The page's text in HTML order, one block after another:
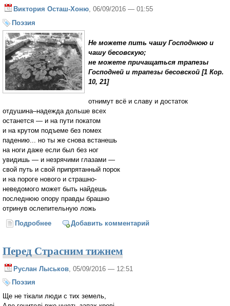
Виктория Осташ-Хоню, 06/09/2016 — 01:55
Поэзия
Не можете пить чашу Господнюю и
чашу бесовскую;
не можете причащаться трапезы
Господней и трапезы бесовской [1 Кор.
10, 21]
отнимут всё и славу и достаток
отдушина–надежда дольше всех
останется — и на пути покатом
и на крутом подъеме без помех
падению... но ты же снова встанешь
на ноги даже если был без ног
увидишь — и незрячими глазами —
свой путь и свой припрятанный порок
и на пороге нового и страшно-
неведомого может быть найдешь
последнюю опору правды брашно
отринув ослепительную ложь
Подробнее о «отнимут всё и славу и достаток...»
Добавить комментарий
Перед Страсним тижнем
Руслан Лыськов , 05/09/2016 — 12:51
Поэзия
Ще не тікали люди с тих земель,